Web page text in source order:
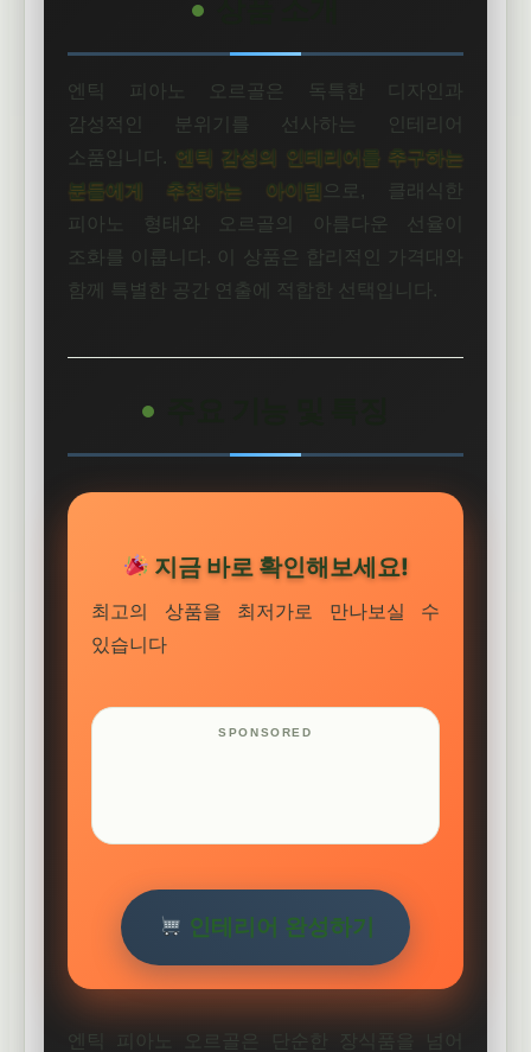
엔틱 피아노 오르골은 독특한 디자인과
감성적인 분위기를 선사하는 인테리어
소품입니다. 엔틱 감성의 인테리어를 추구하는
분들에게 추천하는 아이템 으로, 클래식한
피아노 형태와 오르골의 아름다운 선율이
조화를 이룹니다. 이 상품은 합리적인 가격대와
함께 특별한 공간 연출에 적합한 선택입니다.
지금 바로 확인해보세요!
최고의 상품을 최저가로 만나보실 수
있습니다
인테리어 완성하기
엔틱 피아노 오르골은 단순한 장식품을 넘어